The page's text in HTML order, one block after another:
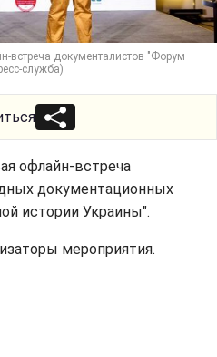
встреча документалистов "Форум
служба)
офлайн-встреча
документационных
истории Украины".
мероприятия.